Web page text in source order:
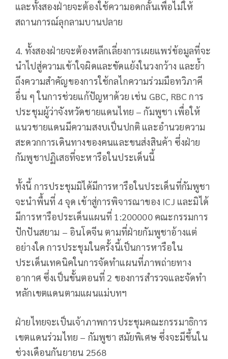
และทั้งสองฝ่ายจะต้องใช้ความอดกลั้นเพื่อไม่ให้
สถานการณ์ลุกลามบานปลาย
4. ทั้งสองฝ่ายจะต้องหลีกเลี่ยงการเผยแพร่ข้อมูลที่จะ
นำไปสู่ความเข้าใจผิดและขัดแย้งในวงกว้าง และย้ำ
ถึงความสำคัญของการใช้กลไกความร่วมมือทวิภาคี
อื่น ๆ ในการช่วยแก้ปัญหาด้วย เช่น GBC, RBC การ
ประชุมผู้ว่าจังหวัดชายแดนไทย – กัมพูชา เพื่อให้
แนวชายแดนมีความสงบเป็นปกติ และอำนวยความ
สะดวกการเดินทางของคนและขนส่งสินค้า ซึ่งฝ่าย
กัมพูชาปฏิเสธที่จะหารือในประเด็นนี้
ทั้งนี้ การประชุมมิได้มีการหารือในประเด็นที่กัมพูชา
จะนำพื้นที่ 4 จุด เข้าสู่การพิจารณาของ ICJ และมิได้
มีการหารือประเด็นแผนที่ 1:200000 คณะกรรมการ
ปักปันสยาม – อินโดจีน ตามที่ฝ่ายกัมพูชาอ้างแต่
อย่างใด การประชุมในครั้งนี้เป็นการหารือใน
ประเด็นเทคนิคในการจัดทำแผนที่ภาพถ่ายทาง
อากาศ ซึ่งเป็นขั้นตอนที่ 2 ของการสำรวจและจัดทำ
หลักเขตแดนตามแผนแม่บทฯ
ฝ่ายไทยจะเป็นเจ้าภาพการประชุมคณะกรรมาธิการ
เขตแดนร่วมไทย – กัมพูชา สมัยพิเศษ ซึ่งจะมีขึ้นใน
ช่วงเดือนกันยายน 2568